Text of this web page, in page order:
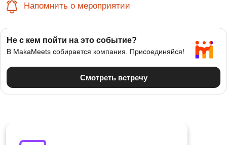
Напомнить о мероприятии